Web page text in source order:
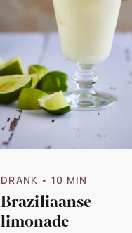
DRANK • 10 MIN
Braziliaanse
limonade